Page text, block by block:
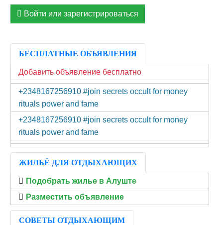
Войти или зарегистрироваться
БЕСПЛАТНЫЕ ОБЪЯВЛЕНИЯ
Добавить объявление бесплатно
+2348167256910 #join secrets occult for money
rituals power and fame
+2348167256910 #join secrets occult for money
rituals power and fame
ЖИЛЬЁ ДЛЯ ОТДЫХАЮЩИХ
Подобрать жилье в Алуште
Разместить объявление
СОВЕТЫ ОТДЫХАЮЩИМ